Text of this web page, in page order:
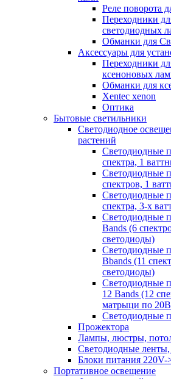
Реле поворота
Переходники
светодиодных
Обманки для
Аксессуары для
Переходники
ксеноновых
Обманки для
Xentec xenon
Оптика
Бытовые светильники
Светодиодное
растений
Cветодиодные
спектра, 1
Светодиодные
спектров, 1
Светодиодные
спектра, 3-х
Светодиодные
Bands (6
светодиоды)
Светодиодные
Bbands (11
светодиоды)
Светодиодные
12 Bands (12
матрыци по
Светодиодные
Прожектора
Лампы, люстры,
Светодиодные
Блоки питания 220V-
Портативное освещение